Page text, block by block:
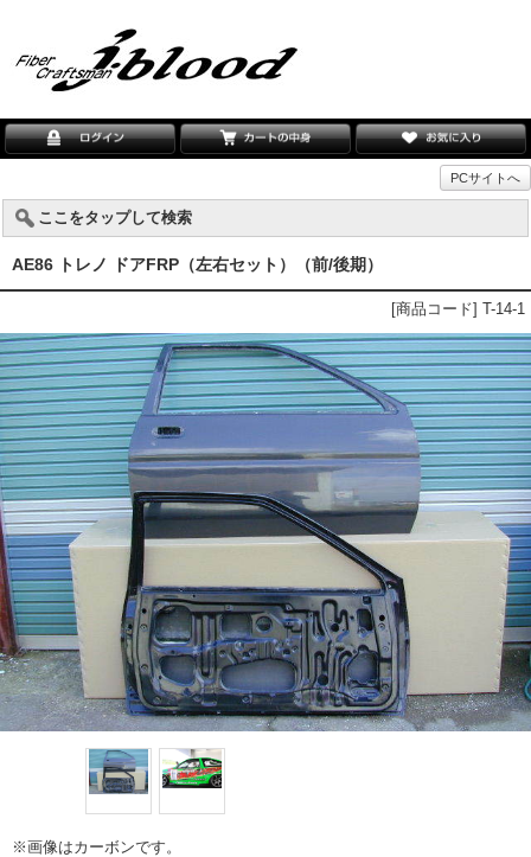
PCサイトへ
ここをタップして検索
AE86 トレノ ドアFRP（左右セット）（前/後期）
[商品コード] T-14-1
※画像はカーボンです。